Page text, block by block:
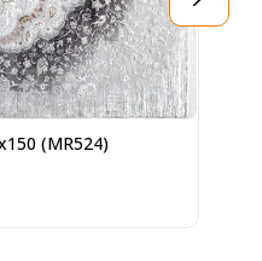
(MR524)